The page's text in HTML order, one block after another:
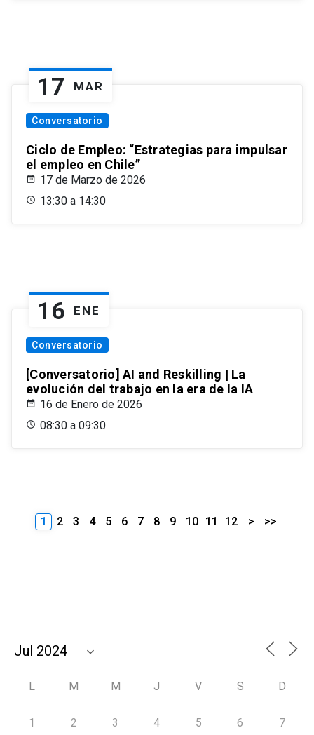
17 MAR
Conversatorio
Ciclo de Empleo: “Estrategias para impulsar
el empleo en Chile”
17 de Marzo de 2026
13:30 a 14:30
16 ENE
Conversatorio
[Conversatorio] AI and Reskilling | La
evolución del trabajo en la era de la IA
16 de Enero de 2026
08:30 a 09:30
1 2 3 4 5 6 7 8 9 10 11 12 > >>
L M M J V S D
1 2 3 4 5 6 7